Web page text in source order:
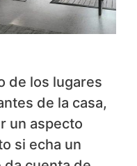
de los lugares
de la casa,
un aspecto
si echa un